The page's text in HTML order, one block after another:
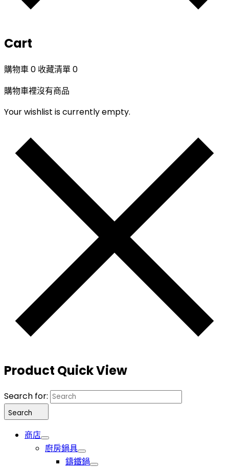
Cart
購物車0 收藏清單0
購物車裡沒有商品
Your wishlist is currently empty.
Product Quick View
Search for:
Search
商店
廚房鍋具
鑄鐵鍋